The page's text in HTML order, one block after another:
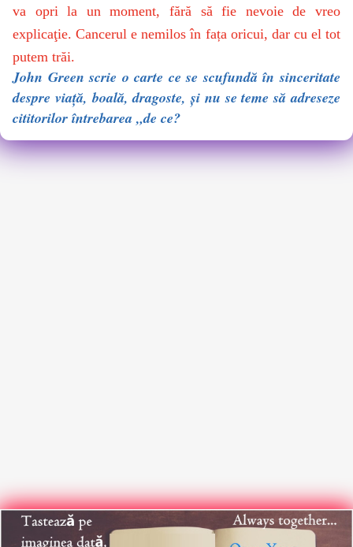
va opri la un moment, fără să fie nevoie de vreo
explicaţie. Cancerul e nemilos în fața oricui, dar cu el tot
putem trăi.
John Green scrie o carte ce se scufundă în sinceritate
despre viață, boală, dragoste, și nu se teme să adreseze
cititorilor întrebarea „de ce?